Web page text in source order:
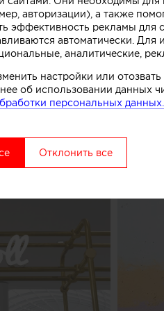
бетона.
символизирующих
точки выделяется
сосредоточить
процессе, в основе
рассказывают
авторизации), а также
эффективность рекламы для
автоматически. Для
аналитические,
настройки или
об использовании данных
персональных данных.
Отклонить все